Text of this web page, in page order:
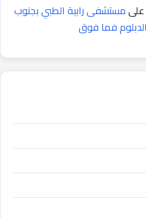
علىمستشفى رابية الطبي بجنوب